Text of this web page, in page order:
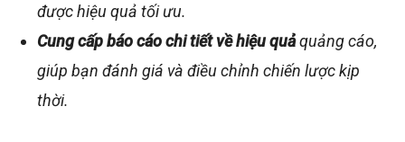
được hiệu quả tối ưu.
Cung cấp báo cáo chi tiết về hiệu quảquảng cáo,
giúp bạn đánh giá và điều chỉnh chiến lược kịp
thời.